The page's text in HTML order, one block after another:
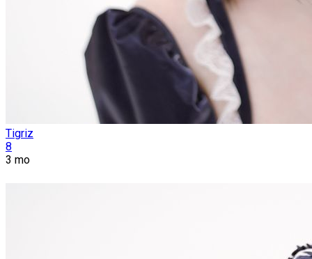
Tigriz
8
3 mo